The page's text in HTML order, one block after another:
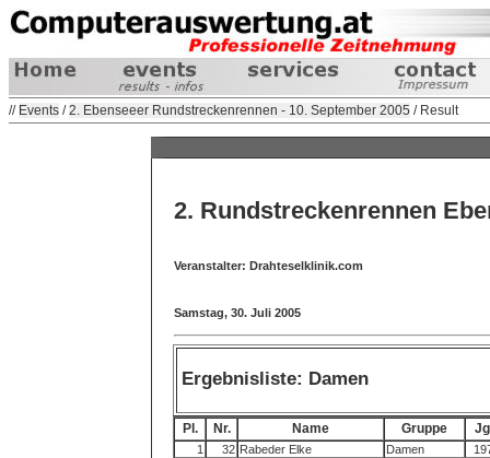
// Events /2. Ebenseeer Rundstreckenrennen - 10. September 2005 / Result
2. Rundstreckenrennen
Veranstalter: Drahteselklinik.com
Samstag, 30. Juli 2005
Ergebnisliste: Damen
Pl. Nr. Name Gruppe
1 32 Rabeder Elke Damen